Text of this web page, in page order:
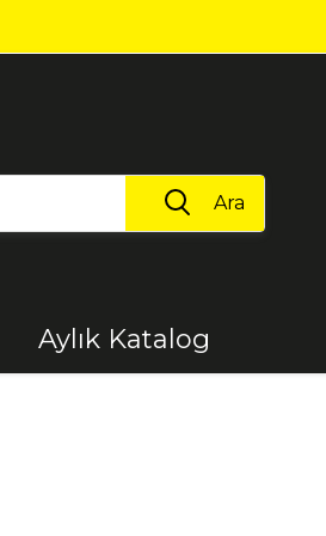
Ara
Aylık Katalog